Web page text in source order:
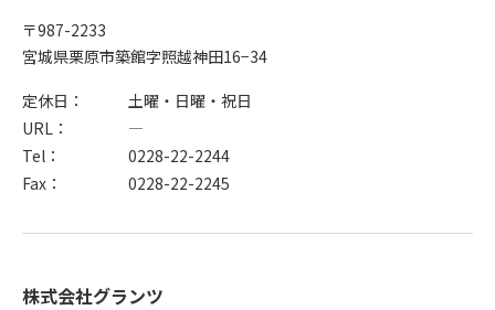
〒987-2233
宮城県栗原市築館字照越神田16−34
定休日：
土曜・日曜・祝日
URL：
―
Tel：
0228-22-2244
Fax：
0228-22-2245
株式会社グランツ